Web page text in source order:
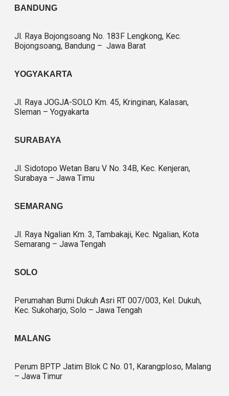
BANDUNG
Jl. Raya Bojongsoang No. 183F Lengkong, Kec.
Bojongsoang, Bandung – Jawa Barat
YOGYAKARTA
Jl. Raya JOGJA-SOLO Km. 45, Kringinan, Kalasan,
Sleman – Yogyakarta
SURABAYA
Jl. Sidotopo Wetan Baru V No. 34B, Kec. Kenjeran,
Surabaya – Jawa Timu
SEMARANG
Jl. Raya Ngalian Km. 3, Tambakaji, Kec. Ngalian, Kota
Semarang – Jawa Tengah
SOLO
Perumahan Bumi Dukuh Asri RT 007/003, Kel. Dukuh,
Kec. Sukoharjo, Solo – Jawa Tengah
MALANG
Perum BPTP Jatim Blok C No. 01, Karangploso, Malang
– Jawa Timur